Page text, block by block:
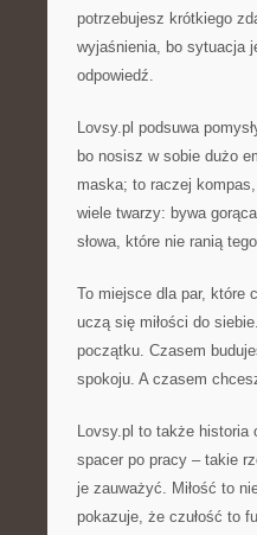
potrzebujesz krótkiego
wyjaśnienia, bo sytuacja
odpowiedź.
Lovsy.pl podsuwa
bo nosisz w sobie dużo
maska; to raczej
wiele twarzy: bywa
słowa, które nie ranią
To miejsce dla par, które
uczą się miłości do
początku. Czasem
spokoju. A czasem
Lovsy.pl to także historia
spacer po pracy – takie
je zauważyć. Miłość to
pokazuje, że czułość to